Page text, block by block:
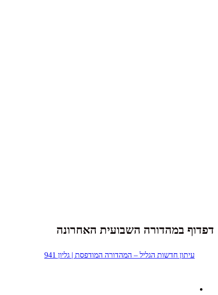
דפדוף במהדורה השבועית האחרונה
עיתון חדשות הגליל – המהדורה המודפסת | גליון 941